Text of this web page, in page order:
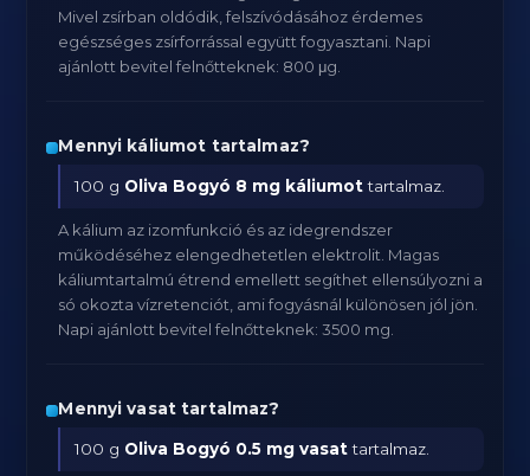
Mivel zsírban oldódik, felszívódásához érdemes
egészséges zsírforrással együtt fogyasztani. Napi
ajánlott bevitel felnőtteknek: 800 μg.
Mennyi káliumot tartalmaz?
100 g Oliva Bogyó 8 mg káliumottartalmaz.
A kálium az izomfunkció és az idegrendszer
működéséhez elengedhetetlen elektrolit. Magas
káliumtartalmú étrend emellett segíthet ellensúlyozni a
só okozta vízretenciót, ami fogyásnál különösen jól jön.
Napi ajánlott bevitel felnőtteknek: 3500 mg.
Mennyi vasat tartalmaz?
100 g Oliva Bogyó 0.5 mg vasattartalmaz.